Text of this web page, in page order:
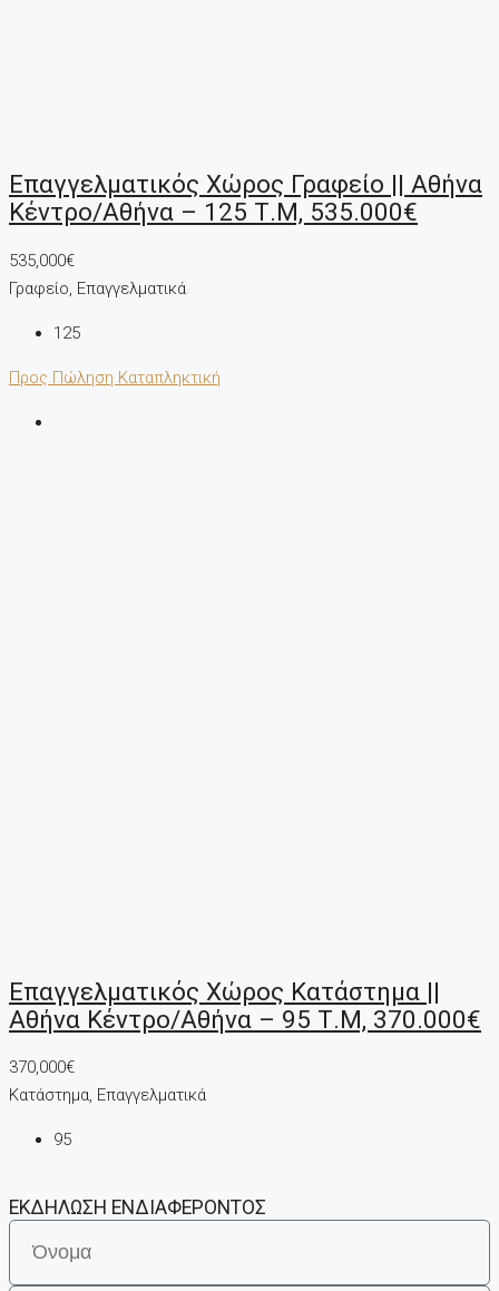
Επαγγελματικός Χώρος Γραφείο || Αθήνα
Κέντρο/Αθήνα – 125 Τ.μ, 535.000€
535,000€
Γραφείο, Επαγγελματικά
125
Προς Πώληση Καταπληκτική
Επαγγελματικός Χώρος Κατάστημα ||
Αθήνα Κέντρο/Αθήνα – 95 Τ.μ, 370.000€
370,000€
Κατάστημα, Επαγγελματικά
95
ΕΚΔΗΛΩΣΗ ΕΝΔΙΑΦΕΡΟΝΤΟΣ